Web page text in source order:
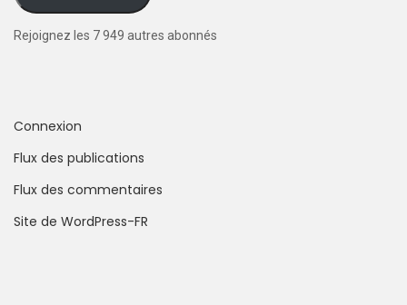
Rejoignez les 7 949 autres abonnés
Connexion
Flux des publications
Flux des commentaires
Site de WordPress-FR